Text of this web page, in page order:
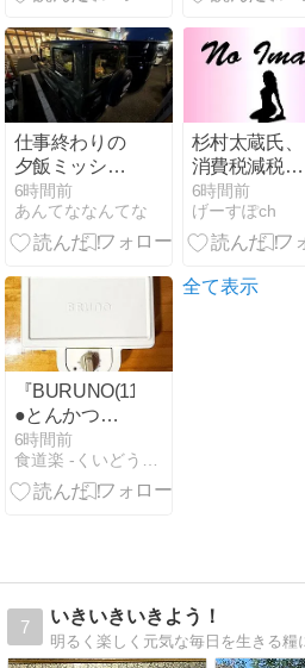
仕事終わりの
夕飯ミッショ
ン〜気に入っ
ちゃった
6時間前
あんてななんてな
杉村太蔵氏、
消費税減税は
反対「低所得
者、中所得者
にはもう減税
現金給付を」
6時間前
げーすぽch
『BURUNO(11)』
●とんかつ＆
キャベツhs
6時間前
食道楽 -くいどうらく-
全て表示
7
いきいきいきよう！